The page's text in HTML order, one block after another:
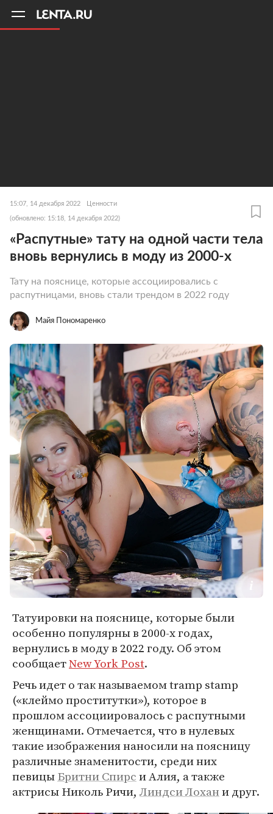
15:07, 14 декабря 2022 Ценности
(обновлено: 15:18, 14 декабря 2022)
«Распутные» тату на одной части тела
вновь вернулись в моду из 2000-х
Тату на пояснице, которые ассоциировались с
распутницами, вновь стали трендом в 2022 году
Майя Пономаренко
Татуировки на пояснице, которые были
особенно популярны в 2000-х годах,
вернулись в моду в 2022 году. Об этом
сообщаетNew York Post.
Речь идет о так называемом tramp stamp
(«клеймо проститутки»), которое в
прошлом ассоциировалось с распутными
женщинами. Отмечается, что в нулевых
такие изображения наносили на поясницу
различные знаменитости, среди них
певицыБритни Спирси Алия, а также
актрисы Николь Ричи, Линдси Лохани друг.